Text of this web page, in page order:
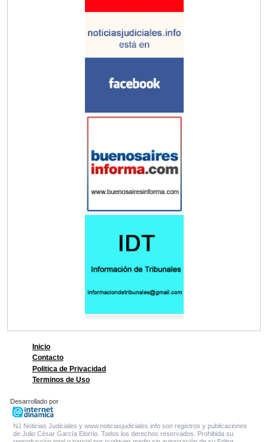
Inicio
Contacto
Politica de Privacidad
Terminos de Uso
Desarrollado por
NJ Noticias Judiciales y www.noticiasjudiciales.info son registros y publicaciones
de Julio César García Elorrio. Todos los derechos reservados. Prohibida su